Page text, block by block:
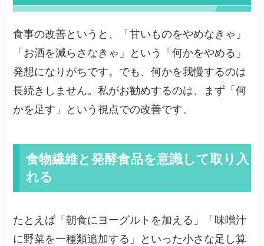
食事の改善というと、「甘いものをやめなきゃ」
「お酒を減らさなきゃ」という「何かをやめる」
発想になりがちです。でも、何かを我慢するのは
長続きしません。私がお勧めするのは、まず「何
かを足す」という視点での改善です。
食物繊維と発酵食品を意識して取り入
れる
たとえば「朝食にヨーグルトを加える」「味噌汁
に野菜を一種類追加する」といった小さな足し算